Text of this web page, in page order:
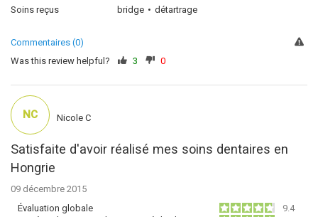
Soins reçus
bridge détartrage
Commentaires (0)
Was this review helpful?
3 0
Satisfaite d'avoir réalisé mes soins dentaires en
Hongrie
09 décembre 2015
Évaluation globale
9.4
NC Nicole C